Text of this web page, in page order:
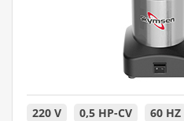
220 V 0,5 HP-CV 60 HZ